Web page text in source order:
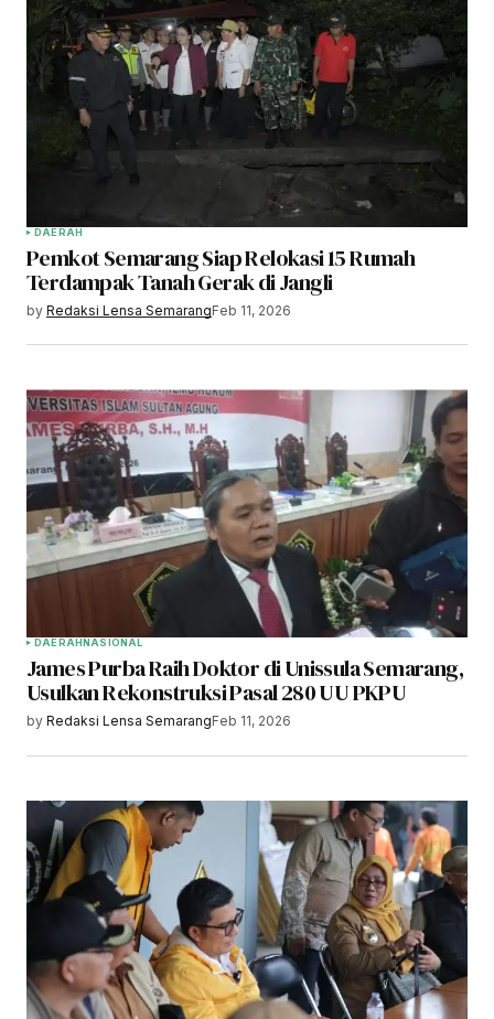
DAERAH
Pemkot Semarang Siap Relokasi 15 Rumah
Terdampak Tanah Gerak di Jangli
by Redaksi Lensa SemarangFeb 11, 2026
DAERAH NASIONAL
James Purba Raih Doktor di Unissula Semarang,
Usulkan Rekonstruksi Pasal 280 UU PKPU
by Redaksi Lensa SemarangFeb 11, 2026